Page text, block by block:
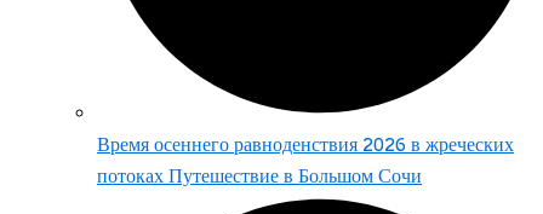
Время осеннего равноденствия 2026 в жреческих
потоках Путешествие в Большом Сочи